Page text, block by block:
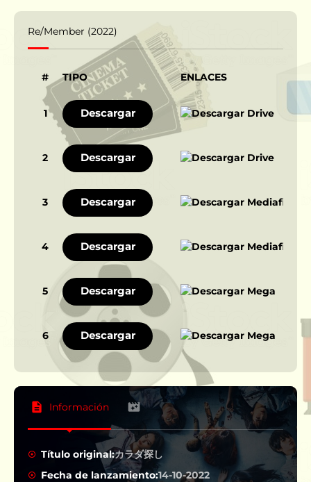
Re/Member (2022)
# TIPO ENLACES
1 Descargar
2 Descargar
3 Descargar
4 Descargar
5 Descargar
6 Descargar
Información
Título original:カラダ探し
Fecha de lanzamiento:14-10-2022